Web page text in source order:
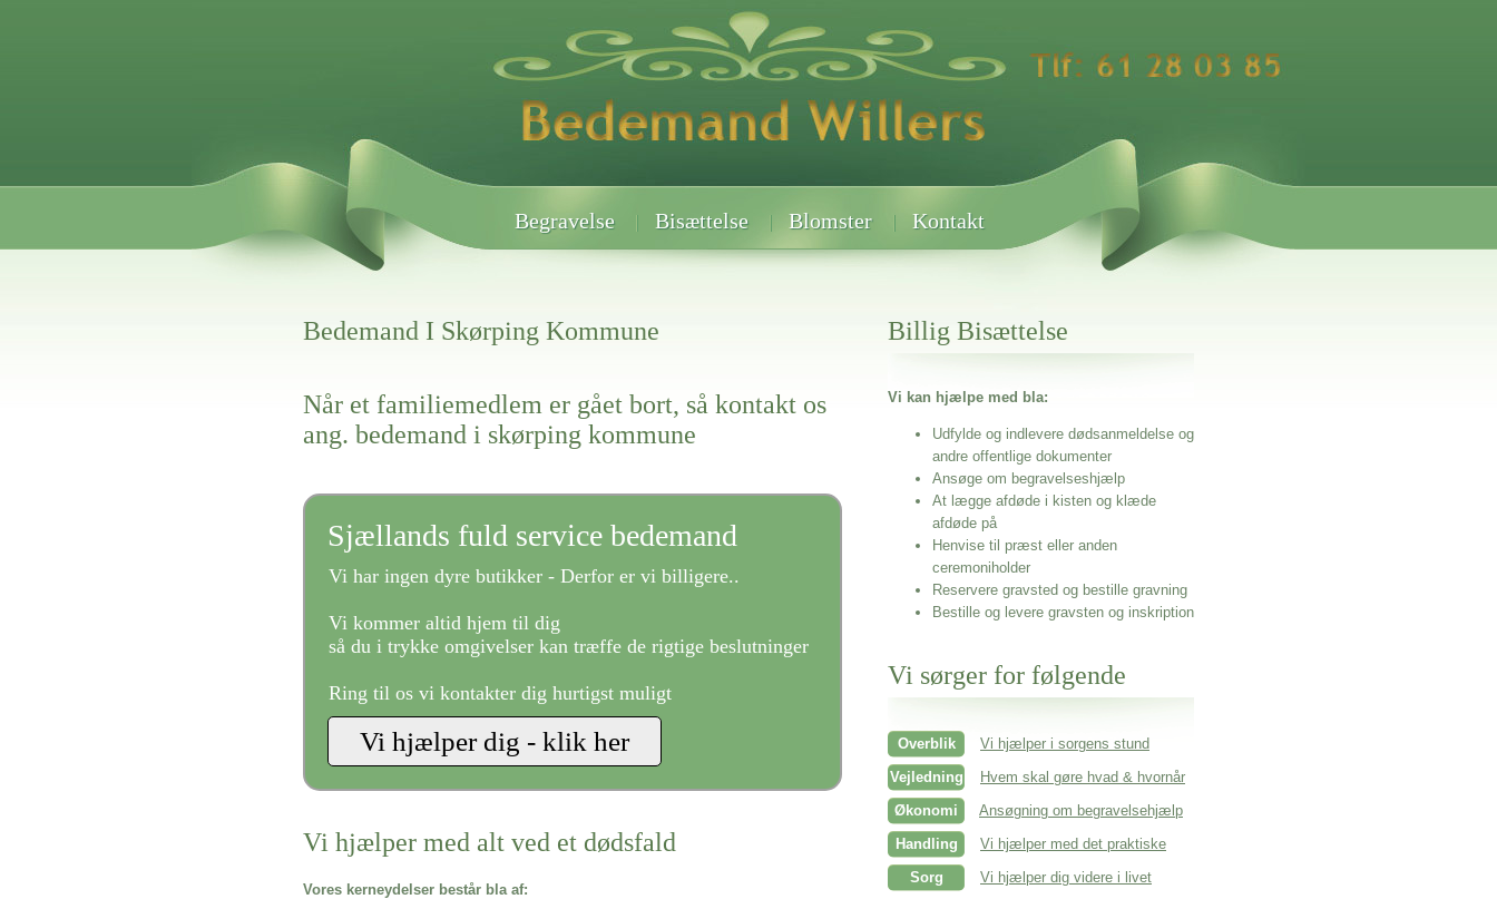
Begravelse Bisættelse Blomster Kontakt
Bedemand I Skørping Kommune
Når et familiemedlem er gået bort, så kontakt os
ang. bedemand i skørping kommune
Sjællands fuld service bedemand
Vi har ingen dyre butikker - Derfor er vi billigere..
Vi kommer altid hjem til dig
så du i trykke omgivelser kan træffe de rigtige beslutninger
Ring til os vi kontakter dig hurtigst muligt
Vi hjælper med alt ved et dødsfald
Vores kerneydelser består bla af:
Billig Bisættelse
Vi kan hjælpe med bla:
Udfylde og indlevere dødsanmeldelse og
andre offentlige dokumenter
Ansøge om begravelseshjælp
At lægge afdøde i kisten og klæde
afdøde på
Henvise til præst eller anden
ceremoniholder
Reservere gravsted og bestille gravning
Bestille og levere gravsten og inskription
Vi sørger for følgende
Overblik
Vi hjælper i sorgens stund
Vejledning
Hvem skal gøre hvad & hvornår
Økonomi
Ansøgning om begravelsehjælp
Handling
Vi hjælper med det praktiske
Sorg
Vi hjælper dig videre i livet